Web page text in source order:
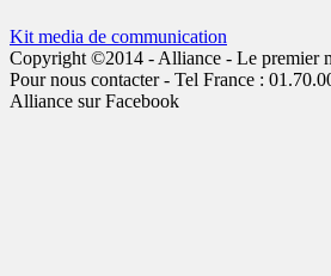
Kit media de communication
Copyright ©2014 - Alliance - Le premier
Pour nous contacter - Tel France :
Alliance sur Facebook